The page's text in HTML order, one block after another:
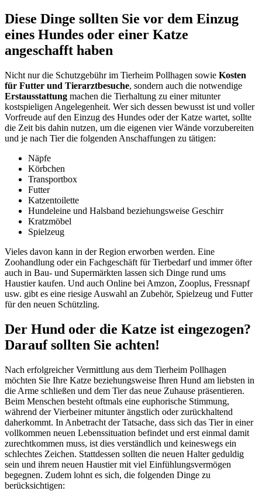
Diese Dinge sollten Sie vor dem Einzug
eines Hundes oder einer Katze
angeschafft haben
Nicht nur die Schutzgebühr im Tierheim Pollhagen sowie Kosten
für Futter und Tierarztbesuche, sondern auch die notwendige
Erstausstattung machen die Tierhaltung zu einer mitunter
kostspieligen Angelegenheit. Wer sich dessen bewusst ist und voller
Vorfreude auf den Einzug des Hundes oder der Katze wartet, sollte
die Zeit bis dahin nutzen, um die eigenen vier Wände vorzubereiten
und je nach Tier die folgenden Anschaffungen zu tätigen:
Näpfe
Körbchen
Transportbox
Futter
Katzentoilette
Hundeleine und Halsband beziehungsweise Geschirr
Kratzmöbel
Spielzeug
Vieles davon kann in der Region erworben werden. Eine
Zoohandlung oder ein Fachgeschäft für Tierbedarf und immer öfter
auch in Bau- und Supermärkten lassen sich Dinge rund ums
Haustier kaufen. Und auch Online bei Amzon, Zooplus, Fressnapf
usw. gibt es eine riesige Auswahl an Zubehör, Spielzeug und Futter
für den neuen Schützling.
Der Hund oder die Katze ist eingezogen?
Darauf sollten Sie achten!
Nach erfolgreicher Vermittlung aus dem Tierheim Pollhagen
möchten Sie Ihre Katze beziehungsweise Ihren Hund am liebsten in
die Arme schließen und dem Tier das neue Zuhause präsentieren.
Beim Menschen besteht oftmals eine euphorische Stimmung,
während der Vierbeiner mitunter ängstlich oder zurückhaltend
daherkommt. In Anbetracht der Tatsache, dass sich das Tier in einer
vollkommen neuen Lebenssituation befindet und erst einmal damit
zurechtkommen muss, ist dies verständlich und keineswegs ein
schlechtes Zeichen. Stattdessen sollten die neuen Halter geduldig
sein und ihrem neuen Haustier mit viel Einfühlungsvermögen
begegnen. Zudem lohnt es sich, die folgenden Dinge zu
berücksichtigen: